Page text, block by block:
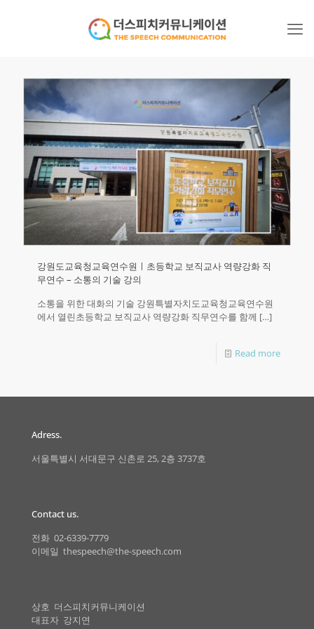
강원도교육청교육연수원ㅣ초등학교 보직교사 역량강화 직
무연수 – 소통의 기술 강의
소통을 위한 대화의 기술 강원특별자치도교육청교육연수원
에서 열린초등학교 보직교사 역량강화 직무연수를 함께 […]
Read more
Adress.
서울특별시 서대문구 신촌로 25, 2층 3737호
Contact us.
전화 02-6339-7779
이메일 thespeech@the-speech.com
상호 더스피치커뮤니케이션
대표자 강지연